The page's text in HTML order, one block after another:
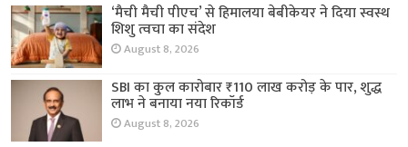
‘मैची मैची पीएच’ से हिमालया बेबीकेयर ने दिया स्वस्थ
शिशु त्वचा का संदेश
August 8, 2026
SBI का कुल कारोबार ₹110 लाख करोड़ के पार, शुद्ध
लाभ ने बनाया नया रिकॉर्ड
August 8, 2026